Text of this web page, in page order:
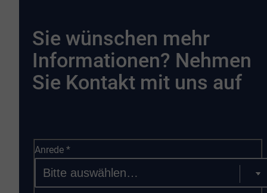
Sie wünschen mehr
Informationen? Nehmen
Sie Kontakt mit uns auf
Anrede*